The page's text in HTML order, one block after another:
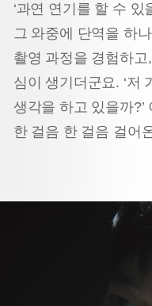
‘과연 연기를 할 수 있
그 와중에 단역을 하
촬영 과정을 경험하
심이 생기더군요. ‘저
생각을 하고 있을까?’
한 걸음 한 걸음 걸어